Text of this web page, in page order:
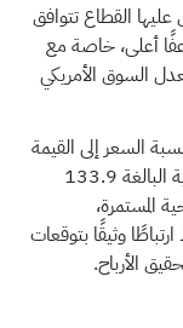
القطاع تتوافق
أعلى، خاصة مع
السوق الأمريكي
السعر إلى القيمة
الدفترية، وخسائر الاثني عشر شهرًا الماضية البالغة 133.9
المستمرة،
وثيقًا بتوقعات
الأرباح.